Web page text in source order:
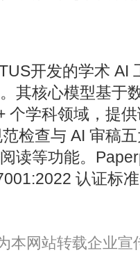
开发的学术 AI
其核心模型基于
个学科领域，提
检查与 AI 审稿
读等功能。
认证标
本网站转载企业宣